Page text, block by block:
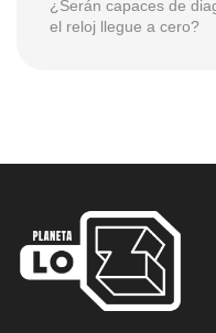
¿Serán capaces de
el reloj llegue a cero?